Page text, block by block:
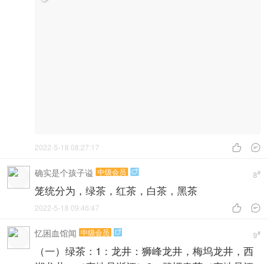
不完全统计，中国现代生产的茶叶有茶名的就有
1100多种，当然有不少都是茶叶外形内质接近，只
是产地、名称不同而已。